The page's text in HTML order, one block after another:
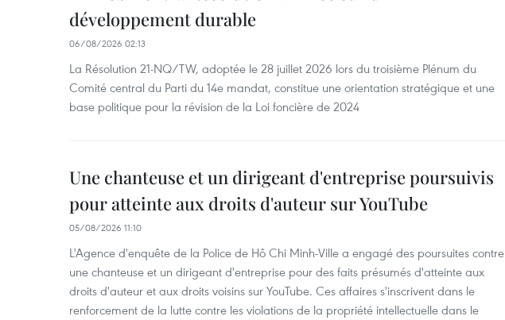
développement durable
06/08/2026 02:13
La Résolution 21-NQ/TW, adoptée le 28 juillet 2026 lors du troisième Plénum du
Comité central du Parti du 14e mandat, constitue une orientation stratégique et une
base politique pour la révision de la Loi foncière de 2024
Une chanteuse et un dirigeant d'entreprise poursuivis
pour atteinte aux droits d'auteur sur YouTube
05/08/2026 11:10
L'Agence d'enquête de la Police de Hô Chi Minh-Ville a engagé des poursuites contre
une chanteuse et un dirigeant d'entreprise pour des faits présumés d'atteinte aux
droits d'auteur et aux droits voisins sur YouTube. Ces affaires s'inscrivent dans le
renforcement de la lutte contre les violations de la propriété intellectuelle dans le